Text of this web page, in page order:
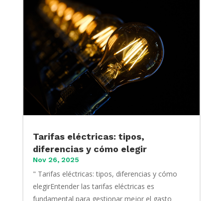
Tarifas eléctricas: tipos,
diferencias y cómo elegir
Nov 26, 2025
" Tarifas eléctricas: tipos, diferencias y cómo
elegirEntender las tarifas eléctricas es
fundamental para gestionar mejor el gasto